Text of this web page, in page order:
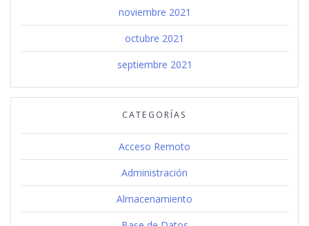
noviembre 2021
octubre 2021
septiembre 2021
CATEGORÍAS
Acceso Remoto
Administración
Almacenamiento